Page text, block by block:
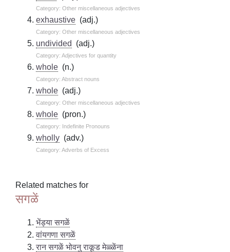
Category: Other miscellaneous adjectives
exhaustive (adj.)
Category: Other miscellaneous adjectives
undivided (adj.)
Category: Adjectives for quantity
whole (n.)
Category: Abstract nouns
whole (adj.)
Category: Other miscellaneous adjectives
whole (pron.)
Category: Indefinite Pronouns
wholly (adv.)
Category: Adverbs of Excess
Related matches for
सगळें
भेंड्या सगळें
वांयगणा सगळें
रान सगळें भोवनु राकूड मेळ्ळेंना